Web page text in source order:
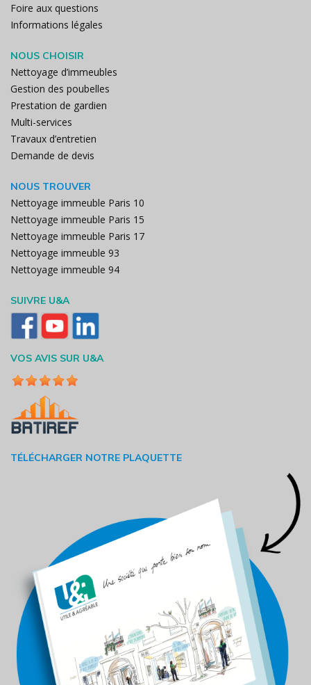
Foire aux questions
Informations légales
NOUS CHOISIR
Nettoyage d’immeubles
Gestion des poubelles
Prestation de gardien
Multi-services
Travaux d’entretien
Demande de devis
NOUS TROUVER
Nettoyage immeuble Paris 10
Nettoyage immeuble Paris 15
Nettoyage immeuble Paris 17
Nettoyage immeuble 93
Nettoyage immeuble 94
SUIVRE U&A
VOS AVIS SUR U&A
TÉLÉCHARGER NOTRE PLAQUETTE